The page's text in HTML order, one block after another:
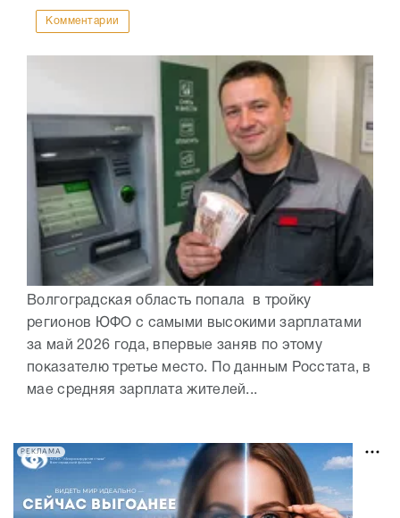
Комментарии
Волгоградская область попала в тройку
регионов ЮФО с самыми высокими зарплатами
за май 2026 года, впервые заняв по этому
показателю третье место. По данным Росстата, в
мае средняя зарплата жителей...
РЕКЛАМА